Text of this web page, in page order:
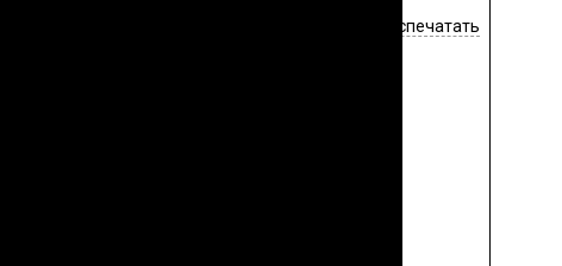
Распечатать